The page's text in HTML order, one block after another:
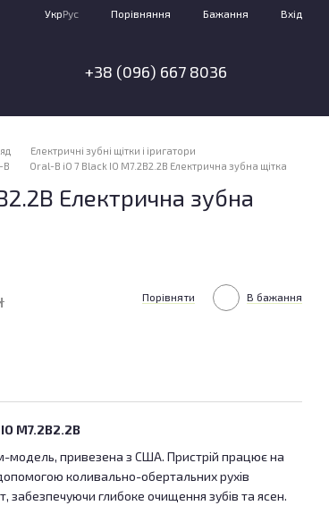
УкрРус Порівняння Бажання Вхід
+38 (096) 667 8036
Електричні зубні щітки і іригатори
B Oral-B iO 7 Black IO M7.2B2.2B Електрична зубна щітка
Електрична зубна
Порівняти В бажання
M7.2B2.2B
модель, привезена з США. Пристрій працює на
коливально-обертальних рухів
забезпечуючи глибоке очищення зубів та ясен.